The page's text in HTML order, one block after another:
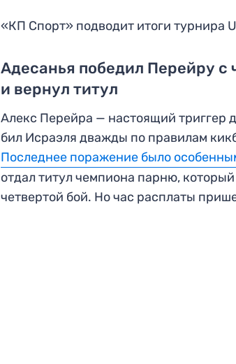
«КП Спорт» подводит итоги турнира
Адесанья победил Перейру с
и вернул титул
Алекс Перейра — настоящий триггер
бил Исраэля дважды по правилам
Последнее поражение было
отдал титул чемпиона парню,
четвертой бой. Но час расплаты